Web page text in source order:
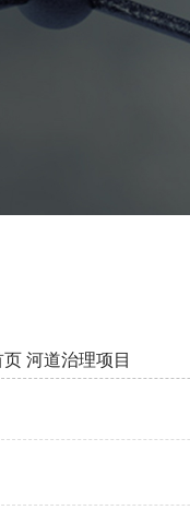
页 河道治理项目